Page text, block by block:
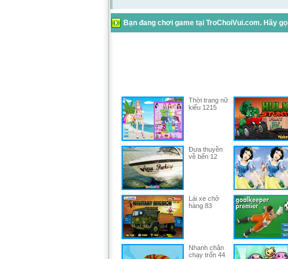
Bạn đang chơi game tại TroChoiVui.com. Hãy
Thời trang nữ
kiểu 1215
Đưa thuyền
về bến 12
Lái xe chở
hàng 83
Nhanh chân
chạy trốn 44